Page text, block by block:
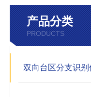
产品分类
PRODUCTS
双向台区分支识别